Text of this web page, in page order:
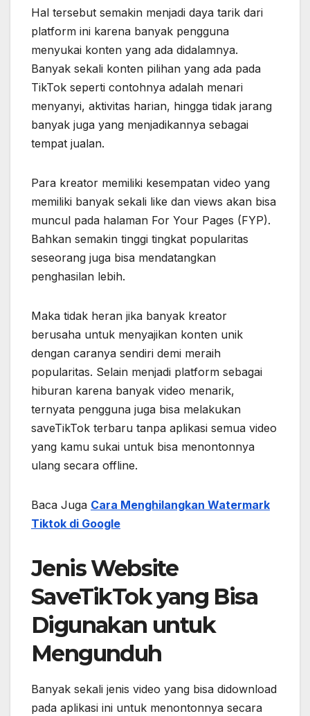
Hal tersebut semakin menjadi daya tarik dari
platform ini karena banyak pengguna
menyukai konten yang ada didalamnya.
Banyak sekali konten pilihan yang ada pada
TikTok seperti contohnya adalah menari
menyanyi, aktivitas harian, hingga tidak jarang
banyak juga yang menjadikannya sebagai
tempat jualan.
Para kreator memiliki kesempatan video yang
memiliki banyak sekali like dan views akan bisa
muncul pada halaman For Your Pages (FYP).
Bahkan semakin tinggi tingkat popularitas
seseorang juga bisa mendatangkan
penghasilan lebih.
Maka tidak heran jika banyak kreator
berusaha untuk menyajikan konten unik
dengan caranya sendiri demi meraih
popularitas. Selain menjadi platform sebagai
hiburan karena banyak video menarik,
ternyata pengguna juga bisa melakukan
saveTikTok terbaru tanpa aplikasi semua video
yang kamu sukai untuk bisa menontonnya
ulang secara offline.
Baca Juga Cara Menghilangkan Watermark
Tiktok di Google
Jenis Website
SaveTikTok yang Bisa
Digunakan untuk
Mengunduh
Banyak sekali jenis video yang bisa didownload
pada aplikasi ini untuk menontonnya secara